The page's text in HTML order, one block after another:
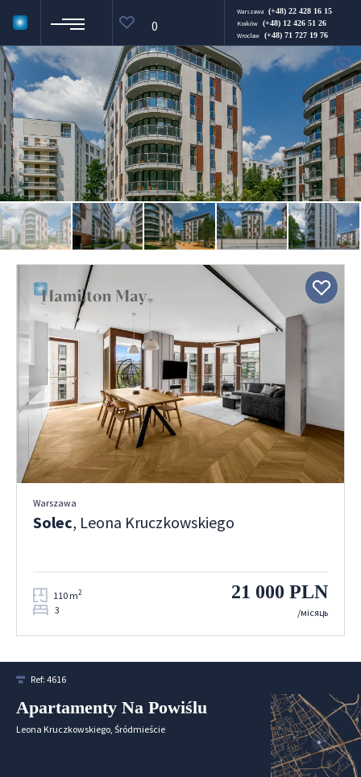
0
Warszawa (+48) 22 428 16 15
Kraków (+48) 12 426 51 26
Wroclaw (+48) 71 727 19 76
Ref: 4616
Apartamenty Na Powiślu
Leona Kruczkowskiego, Śródmieście
Warszawa
Solec, Leona Kruczkowskiego
110 m2
3
21 000 PLN
/місяць